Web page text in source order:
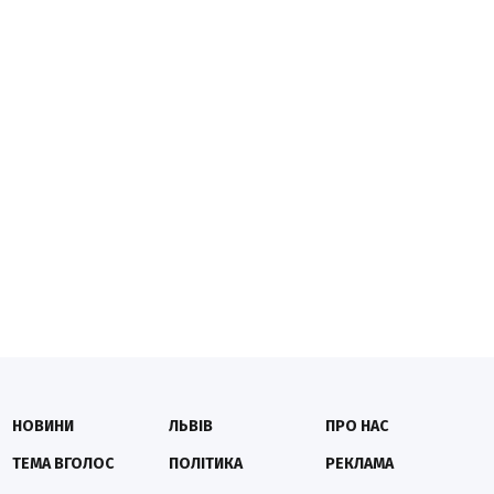
НОВИНИ
ТЕМА ВГОЛОС
ЛЬВІВ
ПОЛІТИКА
ПРО НАС
РЕКЛАМА